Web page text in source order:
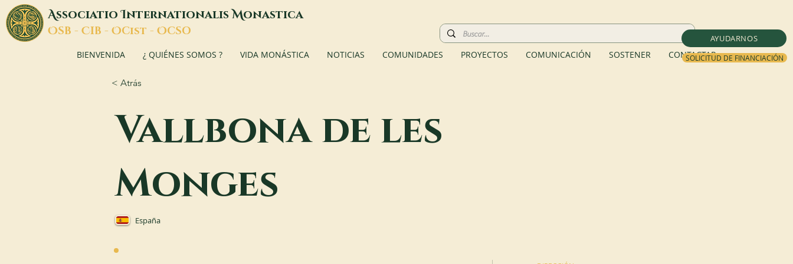
AYUDARNOS
SOLICITUD DE FINANCIACIÓN
AssociatioInternationalisMonastica
OSB - CIB - OCist - OCSO
BIENVENIDA ¿ QUIÉNES SOMOS ? VIDA MONÁSTICA NOTICIAS COMUNIDADES PROYECTOS COMUNICACIÓN SOSTENER CONTACTAR
< Atrás
Vallbona de les
Monges
España